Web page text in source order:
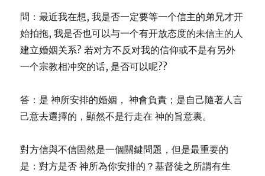
問：最近我在想, 我是否一定要等一个信主的弟兄才开
始拍拖, 我是否也可以与一个有开放态度的未信主的人
建立婚姻关系? 若对方不反对我的信仰或不是有另外
一个宗教相冲突的话, 是否可以呢??
答：是 神所安排的婚姻， 神會負責；是自己隨著人言
己意去選擇的，顯然不是行走在 神的旨意裏。
對方信與不信固然是一個關鍵問題，但是最重要的
是：對方是否 神所為你安排的？基督徒之所謂有生